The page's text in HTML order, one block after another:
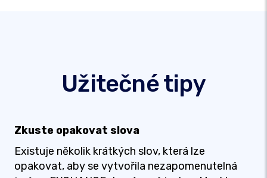
Užitečné tipy
Zkuste opakovat slova
Existuje několik krátkých slov, která lze
opakovat, aby se vytvořila nezapomenutelná